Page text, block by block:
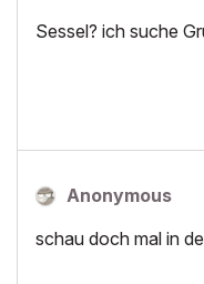
Sessel? ich suche
Anonymous
schau doch mal in